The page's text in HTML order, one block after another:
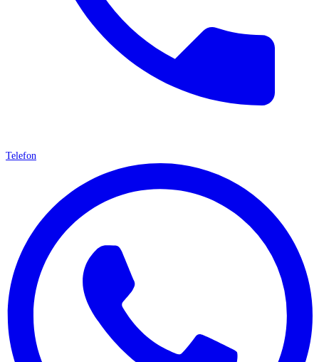
Telefon